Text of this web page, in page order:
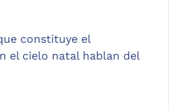
constituye el
el cielo natal hablan del